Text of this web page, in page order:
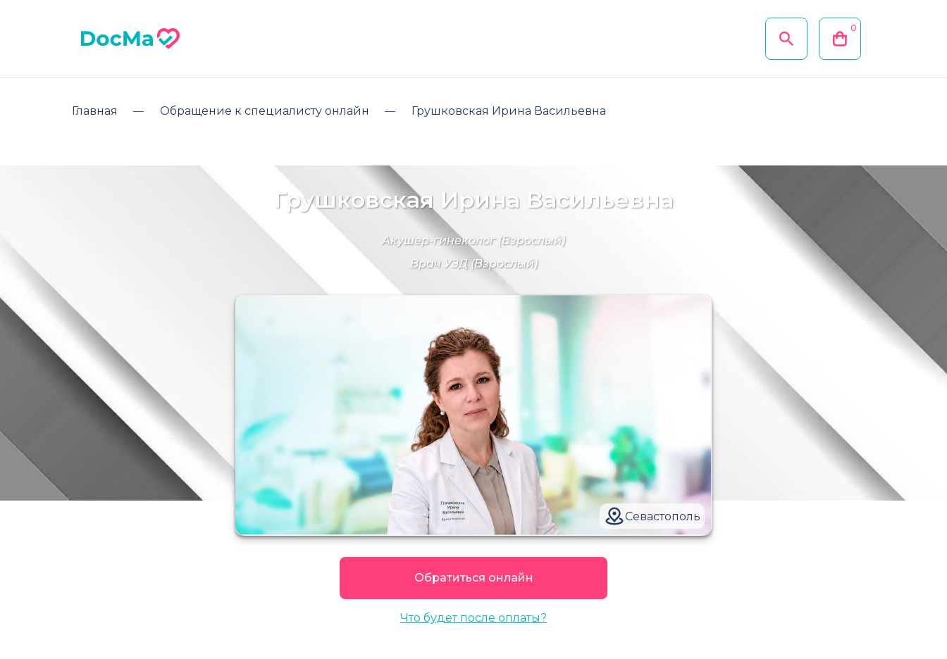
0
Главная Обращение к специалисту онлайн Грушковская Ирина Васильевна
Грушковская Ирина Васильевна
Акушер-гинеколог(Взрослый)
Врач УЗД(Взрослый)
Севастополь
Обратиться онлайн
Что будет после оплаты?